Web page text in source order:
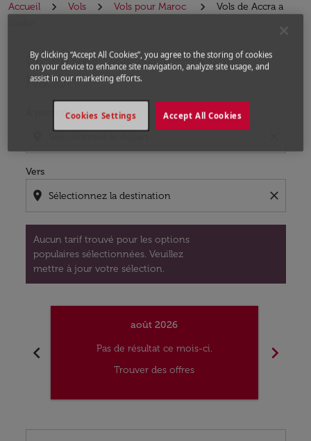
Accueil Vols Vols pour Maroc
Vols de Accra a
Prochains Vols de Accra vers
Nador
À partir de
Vers
location_on close
Aucun tarif trouvé pour les options
populaires sélectionnées. Veuillez
mettre à jour votre sélection.
Aucun tarif trouvé pour les options populaires
chevron_left
août 2026
Pas de résultat ce mois-ci.
Trouver des offres
chevron_right
By clicking “Accept All Cookies”, you agree to the storing of cookies
on your device to enhance site navigation, analyze site usage, and
assist in our marketing efforts.
Accept All Cookies
Cookies Settings